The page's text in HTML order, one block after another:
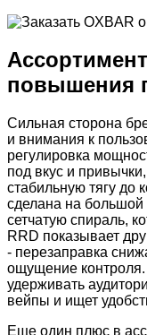
повышения
Сильная сторона
и внимания к
регулировка
под вкус и
стабильную тягу до
сделана на
сетчатую спираль,
RRD показывает
- перезаправка
ощущение
удерживать
вейпы и ищет
Еще один плюс в